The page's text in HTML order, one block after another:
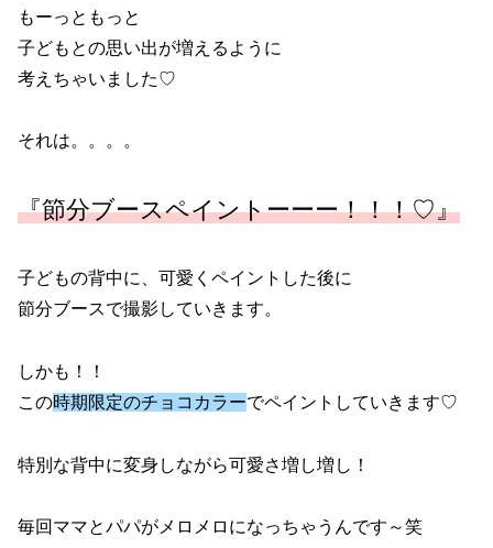
もーっともっと
子どもとの思い出が増えるように
考えちゃいました♡
それは。。。。
『節分ブースペイントーーー！！！♡』
子どもの背中に、可愛くペイントした後に
節分ブースで撮影していきます。
しかも！！
この時期限定のチョコカラーでペイントしていきます♡
特別な背中に変身しながら可愛さ増し増し！
毎回ママとパパがメロメロになっちゃうんです～笑